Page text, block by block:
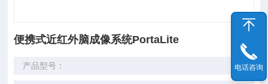
便携式近红外脑成像系统PortaLite
产品型号： 电话咨询